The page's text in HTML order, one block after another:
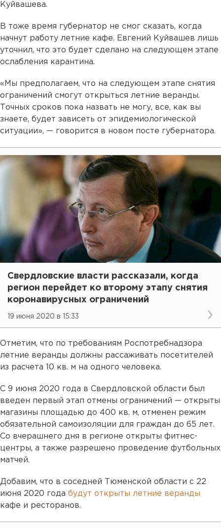
Куйвашева.
В тоже время губернатор не смог сказать, когда
начнут работу летние кафе. Евгений Куйвашев лишь
уточнил, что это будет сделано на следующем этапе
ослабления карантина.
«Мы предполагаем, что на следующем этапе снятия
ограничений смогут открыться летние веранды.
Точных сроков пока назвать не могу, все, как вы
знаете, будет зависеть от эпидемиологической
ситуации», — говорится в новом посте губернатора.
Свердловские власти рассказали, когда
регион перейдет ко второму этапу снятия
коронавирусных ограничений
19 июня 2020 в 15:33
Отметим, что по требованиям Роспотребнадзора
летние веранды должны рассаживать посетителей
из расчета 10 кв. м на одного человека.
С 9 июня 2020 года в Свердловской области был
введен первый этап отмены ограничений — открыты
магазины площадью до 400 кв. м, отменен режим
обязательной самоизоляции для граждан до 65 лет.
Со вчерашнего дня в регионе открыты фитнес-
центры, а также разрешено проведение футбольных
матчей.
Добавим, что в соседней Тюменской области с 22
июня 2020 года будут открыты летние веранды
кафе и ресторанов.